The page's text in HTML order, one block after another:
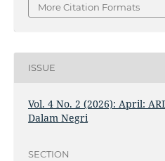
More Citation Formats
ISSUE
Vol. 4 No. 2 (2026): April:
Dalam Negri
SECTION